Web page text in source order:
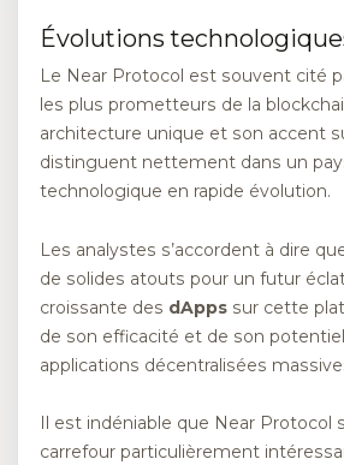
Évolutions
Le Near Protocol est souvent cité
les plus prometteurs de la
architecture unique et son accent
distinguent nettement dans un
technologique en rapide évolution.
Les analystes s’accordent à dire
de solides atouts pour un futur
croissante des dApps sur cette
de son efficacité et de son
applications décentralisées
Il est indéniable que Near Protocol
carrefour particulièrement